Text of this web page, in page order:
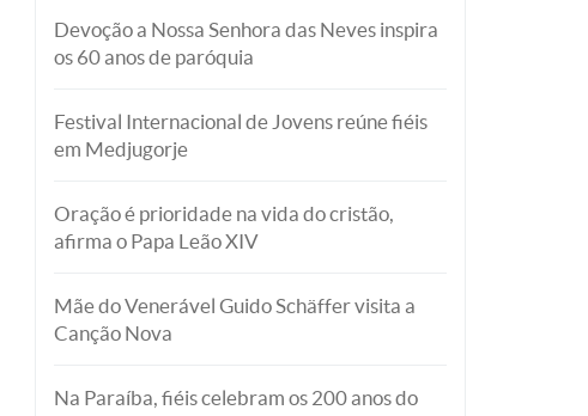
Devoção a Nossa Senhora das Neves inspira
os 60 anos de paróquia
Festival Internacional de Jovens reúne fiéis
em Medjugorje
Oração é prioridade na vida do cristão,
afirma o Papa Leão XIV
Mãe do Venerável Guido Schäffer visita a
Canção Nova
Na Paraíba, fiéis celebram os 200 anos do